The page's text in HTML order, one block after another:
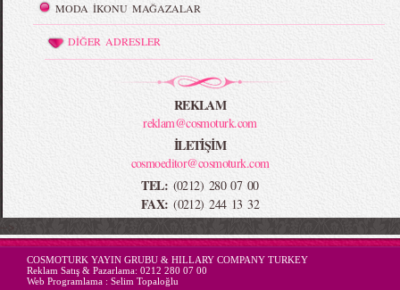
MODA İKONU MAĞAZALAR
DİĞER ADRESLER
REKLAM
reklam@cosmoturk.com
İLETİŞİM
cosmoeditor@cosmoturk.com
TEL: (0212) 280 07 00
FAX: (0212) 244 13 32
-->
COSMOTURK YAYIN GRUBU & HILLARY COMPANY TURKEY
Reklam Satış & Pazarlama: 0212 280 07 00
Web Programlama : Selim Topaloğlu